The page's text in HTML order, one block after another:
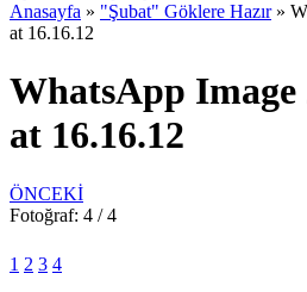
Anasayfa » "Şubat" Göklere Hazır »
at 16.16.12
WhatsApp Image
at 16.16.12
ÖNCEKİ
Fotoğraf: 4 / 4
1 2 3 4